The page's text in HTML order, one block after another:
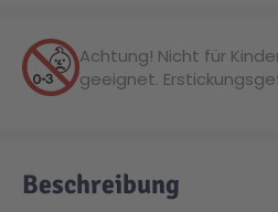
Super Mario
Cars
Achtung! Nicht für
geeignet.
Beschreibung